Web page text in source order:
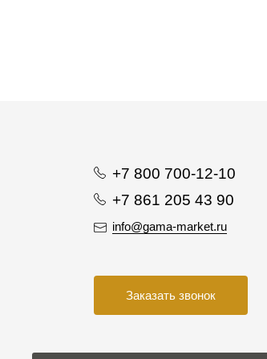
+7 800 700-12-10
+7 861 205 43 90
info@gama-market.ru
Заказать звонок